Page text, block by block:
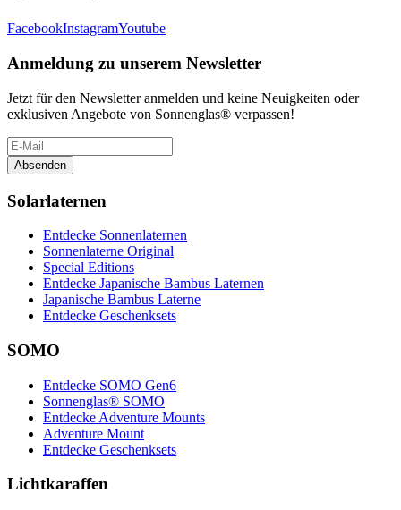
FacebookInstagramYoutube
Anmeldung zu unserem Newsletter
Jetzt für den Newsletter anmelden und keine Neuigkeiten oder
exklusiven Angebote von Sonnenglas® verpassen!
Absenden
Solarlaternen
Entdecke Sonnenlaternen
Sonnenlaterne Original
Special Editions
Entdecke Japanische Bambus Laternen
Japanische Bambus Laterne
Entdecke Geschenksets
SOMO
Entdecke SOMO Gen6
Sonnenglas® SOMO
Entdecke Adventure Mounts
Adventure Mount
Entdecke Geschenksets
Lichtkaraffen